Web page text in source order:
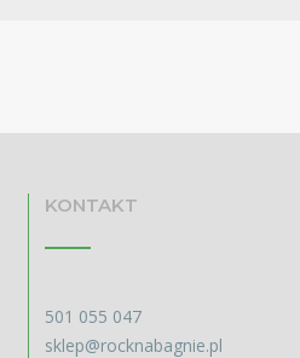
KONTAKT
501 055 047
sklep@rocknabagnie.pl